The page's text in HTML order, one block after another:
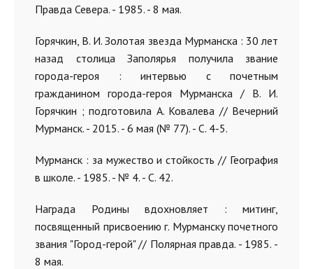
Правда Севера. - 1985. - 8 мая.
Горячкин, В. И. Золотая звезда Мурманска : 30 лет
назад столица Заполярья получила звание
города-героя : интервью с почетным
гражданином города-героя Мурманска / В. И.
Горячкин ; подготовила А. Ковалева // Вечерний
Мурманск. - 2015. - 6 мая (№ 77). - С. 4-5.
Мурманск : за мужество и стойкость // География
в школе. - 1985. - № 4. - С. 42.
Награда Родины вдохновляет : митинг,
посвященный присвоению г. Мурманску почетного
звания "Город-герой" // Полярная правда. - 1985. -
8 мая.